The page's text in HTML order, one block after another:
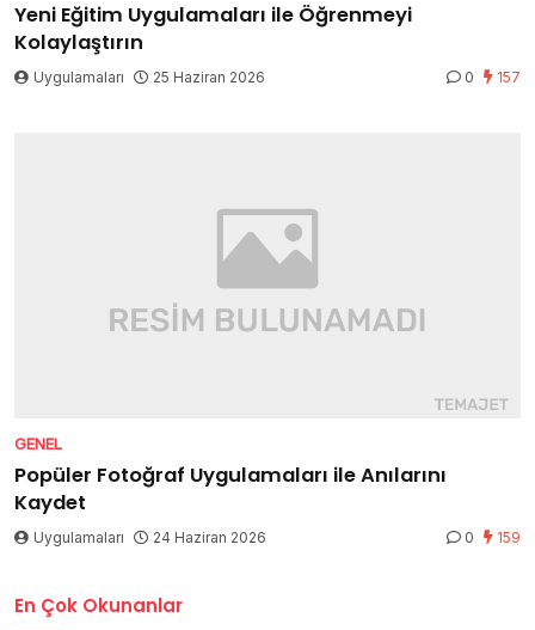
Yeni Eğitim Uygulamaları ile Öğrenmeyi
Kolaylaştırın
Uygulamaları 25 Haziran 2026 0 157
GENEL
Popüler Fotoğraf Uygulamaları ile Anılarını
Kaydet
Uygulamaları 24 Haziran 2026 0 159
En Çok Okunanlar